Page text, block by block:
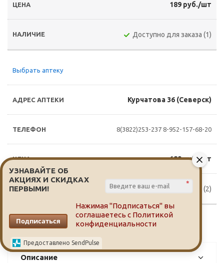
189 руб./шт
Доступно для заказа (1)
Выбрать аптеку
Курчатова 36 (Северск)
8(3822)253-237 8-952-157-68-20
189 руб./шт
Доступно для заказа (2)
Описание
УЗНАВАЙТЕ ОБ
АКЦИЯХ И СКИДКАХ
ПЕРВЫМИ!
*
Подписаться
Нажимая "Подписаться" вы
соглашаетесь с Политикой
конфиденциальности
Предоставлено SendPulse